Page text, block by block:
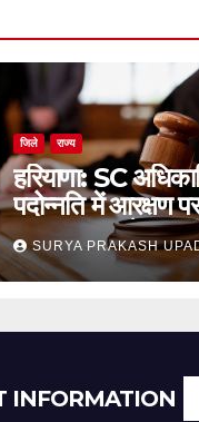
जिले राज्य
हरियाणा: SC
पदोन्नति में आरक्षण
का स्थगन आदेश
SURYA PRAKASH
INFORMATION